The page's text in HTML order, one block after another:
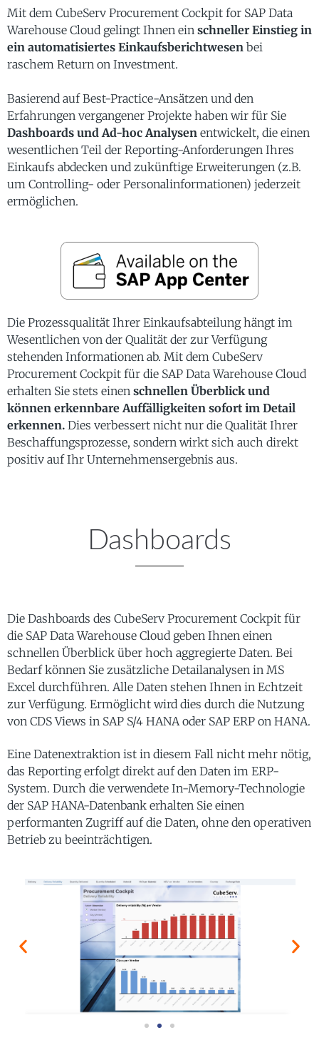
Mit dem CubeServ Procurement Cockpit for SAP Data
Warehouse Cloud gelingt Ihnen ein schneller Einstieg in
ein automatisiertes Einkaufsberichtwesen bei
raschem Return on Investment.
Basierend auf Best-Practice-Ansätzen und den
Erfahrungen vergangener Projekte haben wir für Sie
Dashboards und Ad-hoc Analysen entwickelt, die einen
wesentlichen Teil der Reporting-Anforderungen Ihres
Einkaufs abdecken und zukünftige Erweiterungen (z.B.
um Controlling- oder Personalinformationen) jederzeit
ermöglichen.
Die Prozessqualität Ihrer Einkaufsabteilung hängt im
Wesentlichen von der Qualität der zur Verfügung
stehenden Informationen ab. Mit dem CubeServ
Procurement Cockpit für die SAP Data Warehouse Cloud
erhalten Sie stets einen schnellen Überblick und
können erkennbare Auffälligkeiten sofort im Detail
erkennen. Dies verbessert nicht nur die Qualität Ihrer
Beschaffungsprozesse, sondern wirkt sich auch direkt
positiv auf Ihr Unternehmensergebnis aus.
Dashboards
Die Dashboards des CubeServ Procurement Cockpit für
die SAP Data Warehouse Cloud geben Ihnen einen
schnellen Überblick über hoch aggregierte Daten. Bei
Bedarf können Sie zusätzliche Detailanalysen in MS
Excel durchführen. Alle Daten stehen Ihnen in Echtzeit
zur Verfügung. Ermöglicht wird dies durch die Nutzung
von CDS Views in SAP S/4 HANA oder SAP ERP on HANA.
Eine Datenextraktion ist in diesem Fall nicht mehr nötig,
das Reporting erfolgt direkt auf den Daten im ERP-
System. Durch die verwendete In-Memory-Technologie
der SAP HANA-Datenbank erhalten Sie einen
performanten Zugriff auf die Daten, ohne den operativen
Betrieb zu beeinträchtigen.